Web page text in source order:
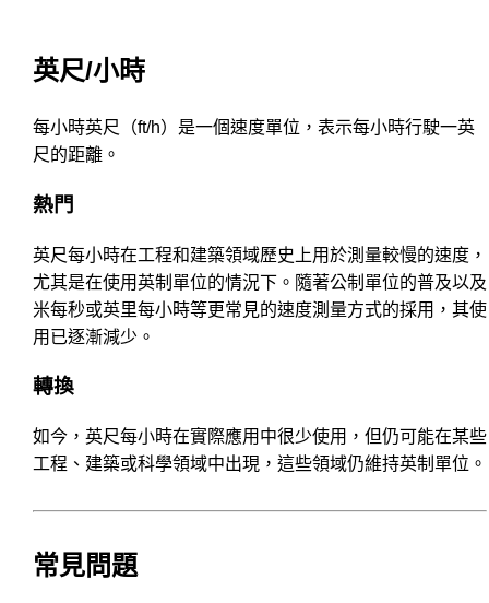
英尺/小時
每小時英尺（ft/h）是一個速度單位，表示每小時行駛一英
尺的距離。
熱門
英尺每小時在工程和建築領域歷史上用於測量較慢的速度，
尤其是在使用英制單位的情況下。隨著公制單位的普及以及
米每秒或英里每小時等更常見的速度測量方式的採用，其使
用已逐漸減少。
轉換
如今，英尺每小時在實際應用中很少使用，但仍可能在某些
工程、建築或科學領域中出現，這些領域仍維持英制單位。
常見問題